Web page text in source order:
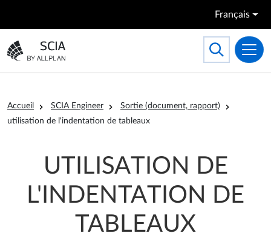
Français
Aller à la page d'accueil
Toggle
Search
Fil d'Ariane
Accueil SCIA Engineer
Sortie (document, rapport)
utilisation de l'indentation de tableaux
UTILISATION DE
L'INDENTATION DE
TABLEAUX